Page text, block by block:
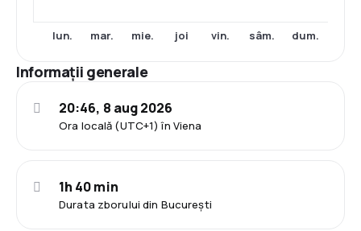
lun. mar. mie. joi vin. sâm. dum.
Informații generale
Ora locală (UTC+1) în Viena
20:46, 8 aug 2026
Durata zborului din București
1h 40 min